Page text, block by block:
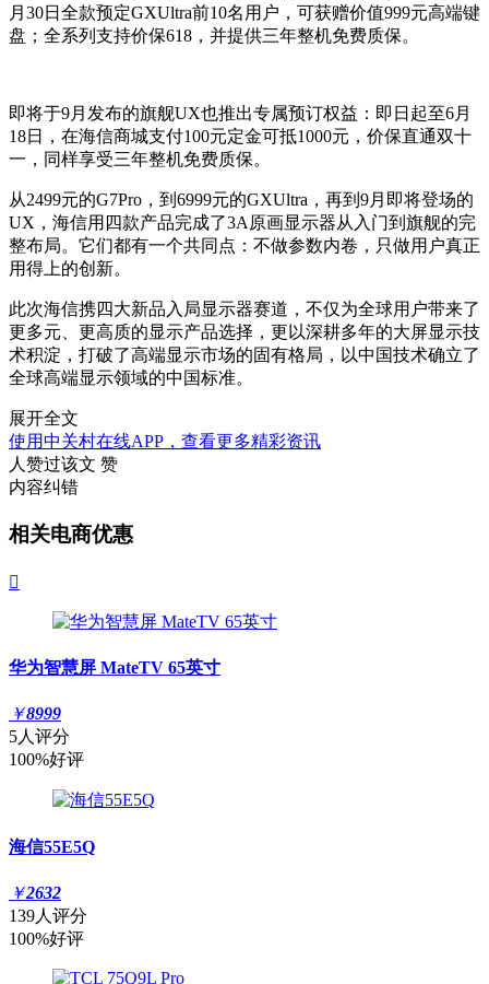
月30日全款预定GXUltra前10名用户，可获赠价值999元高端键
盘；全系列支持价保618，并提供三年整机免费质保。
即将于9月发布的旗舰UX也推出专属预订权益：即日起至6月
18日，在海信商城支付100元定金可抵1000元，价保直通双十
一，同样享受三年整机免费质保。
从2499元的G7Pro，到6999元的GXUltra，再到9月即将登场的
UX，海信用四款产品完成了3A原画显示器从入门到旗舰的完
整布局。它们都有一个共同点：不做参数内卷，只做用户真正
用得上的创新。
此次海信携四大新品入局显示器赛道，不仅为全球用户带来了
更多元、更高质的显示产品选择，更以深耕多年的大屏显示技
术积淀，打破了高端显示市场的固有格局，以中国技术确立了
全球高端显示领域的中国标准。
展开全文
使用中关村在线APP，查看更多精彩资讯
人赞过该文 赞
内容纠错
相关电商优惠

华为智慧屏 MateTV 65英寸
￥8999
5人评分
100%好评
海信55E5Q
￥2632
139人评分
100%好评